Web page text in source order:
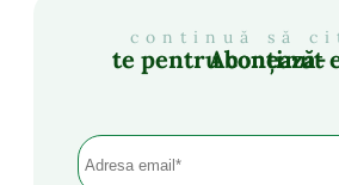
continuă să
Abonează-te pentru